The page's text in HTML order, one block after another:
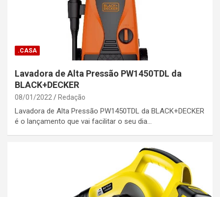
.CASA
Lavadora de Alta Pressão PW1450TDL da
BLACK+DECKER
08/01/2022 Redação
Lavadora de Alta Pressão PW1450TDL da BLACK+DECKER
é o lançamento que vai facilitar o seu dia…